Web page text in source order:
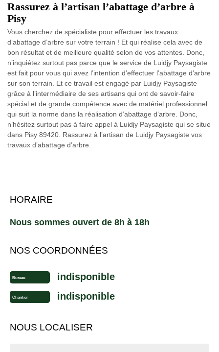
Rassurez à l’artisan l’abattage d’arbre à
Pisy
Vous cherchez de spécialiste pour effectuer les travaux
d’abattage d’arbre sur votre terrain ! Et qui réalise cela avec de
bon résultat et de meilleure qualité selon de vos attentes. Donc,
n’inquiétez surtout pas parce que le service de Luidjy Paysagiste
est fait pour vous qui avez l’intention d’effectuer l’abattage d’arbre
sur son terrain. Et ce travail est engagé par Luidjy Paysagiste
grâce à l’intermédiaire de ses artisans qui ont de savoir-faire
spécial et de grande compétence avec de matériel professionnel
qui suit la norme dans la réalisation d’abattage d’arbre. Donc,
n’hésitez surtout pas à faire appel à Luidjy Paysagiste qui se situe
dans Pisy 89420. Rassurez à l’artisan de Luidjy Paysagiste vos
travaux d’abattage d’arbre.
HORAIRE
Nous sommes ouvert de 8h à 18h
NOS COORDONNÉES
Bureau indisponible
Chantier indisponible
NOUS LOCALISER